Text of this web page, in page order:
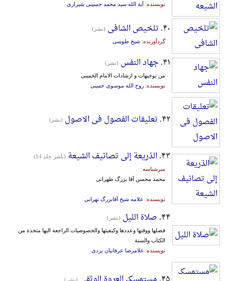
نویسنده: آیة الله سید محمد حسینی شیرازی
۴۰. تلخیص الشافی (نشر)
گردآورنده: شیخ طوسی
۴۱. جهاد النفس (نشر)
من توجیهات و ارشادات الامام الخمینی
نویسنده: روح الله موسوی خمینی
۴۲. تعلیقات الفصول فی الاصول (نشر)
۴۳. الذریعة إلی تصانیف الشیعة (ناشر جلد 14)
سرشناسه:
محمد محسن آقا بزرگ طهرانی
نویسنده: علامه شیخ آقابزرگ تهرانی
۴۴. صلاة اللیل (نشر)
فضلها ووقتها وعددها وکیفیتها والخصوصیات الراجعة الیها متخذة من
الکتاب والسنة
نویسنده: غلامرضا عرفانیان یزدی
(نشر)